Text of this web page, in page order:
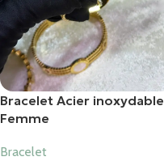
Bracelet Acier inoxydable
Femme
Bracelet